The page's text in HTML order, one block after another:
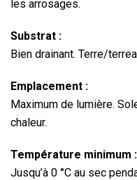
les arrosages.
Substrat :
Bien drainant. Terre/
Emplacement :
Maximum de lumière.
chaleur.
Température minimum :
Jusqu’à 0 °C au sec